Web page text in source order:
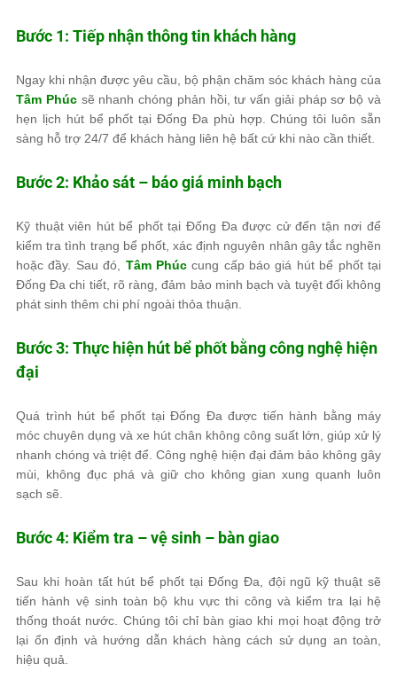
Bước 1: Tiếp nhận thông tin khách hàng
Ngay khi nhận được yêu cầu, bộ phận chăm sóc khách hàng của
Tâm Phúcsẽ nhanh chóng phản hồi, tư vấn giải pháp sơ bộ và
hẹn lịch hút bể phốt tại Đống Đa phù hợp. Chúng tôi luôn sẵn
sàng hỗ trợ 24/7 để khách hàng liên hệ bất cứ khi nào cần thiết.
Bước 2: Khảo sát – báo giá minh bạch
Kỹ thuật viên hút bể phốt tại Đống Đa được cử đến tận nơi để
kiểm tra tình trạng bể phốt, xác định nguyên nhân gây tắc nghẽn
hoặc đầy. Sau đó, Tâm Phúccung cấp báo giá hút bể phốt tại
Đống Đa chi tiết, rõ ràng, đảm bảo minh bạch và tuyệt đối không
phát sinh thêm chi phí ngoài thỏa thuận.
Bước 3: Thực hiện hút bể phốt bằng công nghệ hiện
đại
Quá trình hút bể phốt tại Đống Đa được tiến hành bằng máy
móc chuyên dụng và xe hút chân không công suất lớn, giúp xử lý
nhanh chóng và triệt để. Công nghệ hiện đại đảm bảo không gây
mùi, không đục phá và giữ cho không gian xung quanh luôn
sạch sẽ.
Bước 4: Kiểm tra – vệ sinh – bàn giao
Sau khi hoàn tất hút bể phốt tại Đống Đa, đội ngũ kỹ thuật sẽ
tiến hành vệ sinh toàn bộ khu vực thi công và kiểm tra lại hệ
thống thoát nước. Chúng tôi chỉ bàn giao khi mọi hoạt động trở
lại ổn định và hướng dẫn khách hàng cách sử dụng an toàn,
hiệu quả.